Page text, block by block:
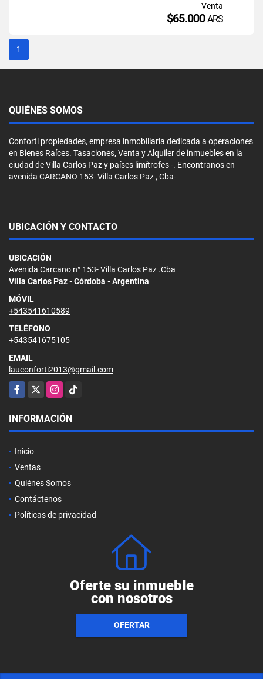
Venta
$65.000ARS
1
QUIÉNES SOMOS
Conforti propiedades, empresa inmobiliaria dedicada a operaciones
en Bienes Raíces. Tasaciones, Venta y Alquiler de inmuebles en la
ciudad de Villa Carlos Paz y países limítrofes -. Encontranos en
avenida CARCANO 153- Villa Carlos Paz , Cba-
UBICACIÓN Y CONTACTO
UBICACIÓN
Avenida Carcano n° 153- Villa Carlos Paz .Cba
Villa Carlos Paz - Córdoba - Argentina
MÓVIL
+543541610589
TELÉFONO
+543541675105
EMAIL
lauconforti2013@gmail.com
Facebook
X Instagram
TikTok
INFORMACIÓN
Inicio
Ventas
Quiénes Somos
Contáctenos
Políticas de privacidad
Oferte su inmueble
con nosotros
OFERTAR